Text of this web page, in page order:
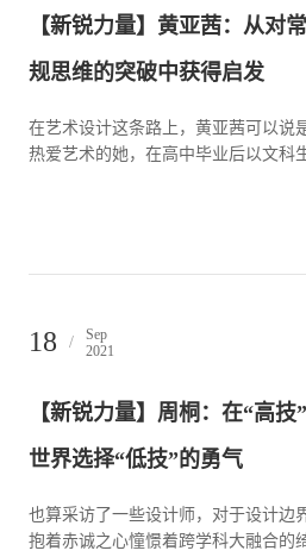
【新锐力量】黄亚茜：从对常
规思维的突破中获得启发
在艺术设计这条路上，黄亚茜可以说
热爱艺术的她，在高中毕业后以文科
18 /
Sep
2021
【新锐力量】周桐：在“高技”
世界选择“低技”的勇气
也算采访了一些设计师，对于设计边
抱着赤诚之心憧憬着跨学科大融合的